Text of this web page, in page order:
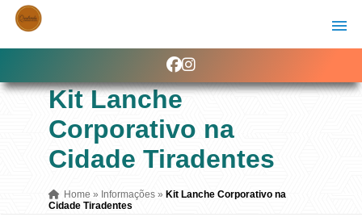
Kit Lanche
Corporativo na
Cidade Tiradentes
Home » Informações » Kit Lanche Corporativo na
Cidade Tiradentes